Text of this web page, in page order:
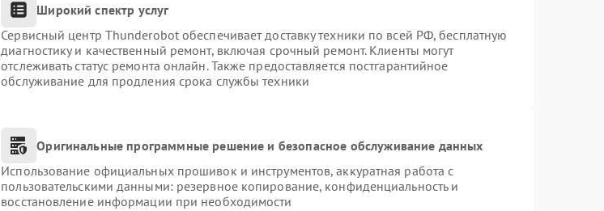
Широкий спектр услуг
Сервисный центр Thunderobot обеспечивает доставку техники по всей РФ, бесплатную
диагностику и качественный ремонт, включая срочный ремонт. Клиенты могут
отслеживать статус ремонта онлайн. Также предоставляется постгарантийное
обслуживание для продления срока службы техники
Оригинальные программные решение и безопасное обслуживание данных
Использование официальных прошивок и инструментов, аккуратная работа с
пользовательскими данными: резервное копирование, конфиденциальность и
восстановление информации при необходимости